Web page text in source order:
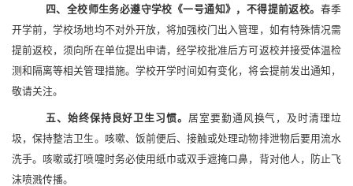
四、 全校师生务必遵守学校《一号通知》，不得提前返校。 春季
开学前，学校场地均不对外开放，将加强校门出入管理，如有特殊情况需
提前返校，须向所在单位提出申请，经学校批准后方可返校并接受体温检
测和隔离等相关管理措施。学校开学时间如有变化，将会提前发出通知，
敬请关注。
五、 始终保持良好卫生习惯。 居室要勤通风换气，及时清理垃
圾，保持整洁卫生。咳嗽、饭前便后、接触或处理动物排泄物后要用流水
洗手。咳嗽或打喷嚏时务必使用纸巾或双手遮掩口鼻，背对他人，防止飞
沫喷溅传播。